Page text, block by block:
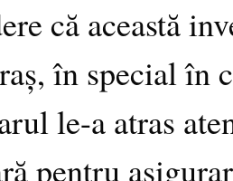
că această
în special în
le-a atras
pentru